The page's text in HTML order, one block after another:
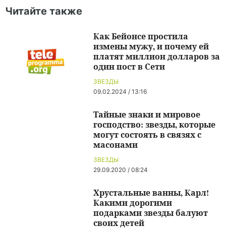
Читайте также
ЗВЕЗДЫ
09.02.2024 / 13:16
Как Бейонсе простила
измены мужу, и почему ей
платят миллион долларов за
один пост в Сети
ЗВЕЗДЫ
29.09.2020 / 08:24
Тайные знаки и мировое
господство: звезды, которые
могут состоять в связях с
масонами
Хрустальные ванны, Карл!
Какими дорогими
подарками звезды балуют
своих детей